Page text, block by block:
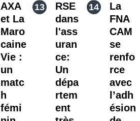
AXA
et La
Maro
caine
Vie :
un
matc
h
fémi
RSE
dans
l'ass
uran
ce:
Un
dépa
rtem
ent
La
FNA
CAM
se
renfo
rce
avec
l’adh
ésion